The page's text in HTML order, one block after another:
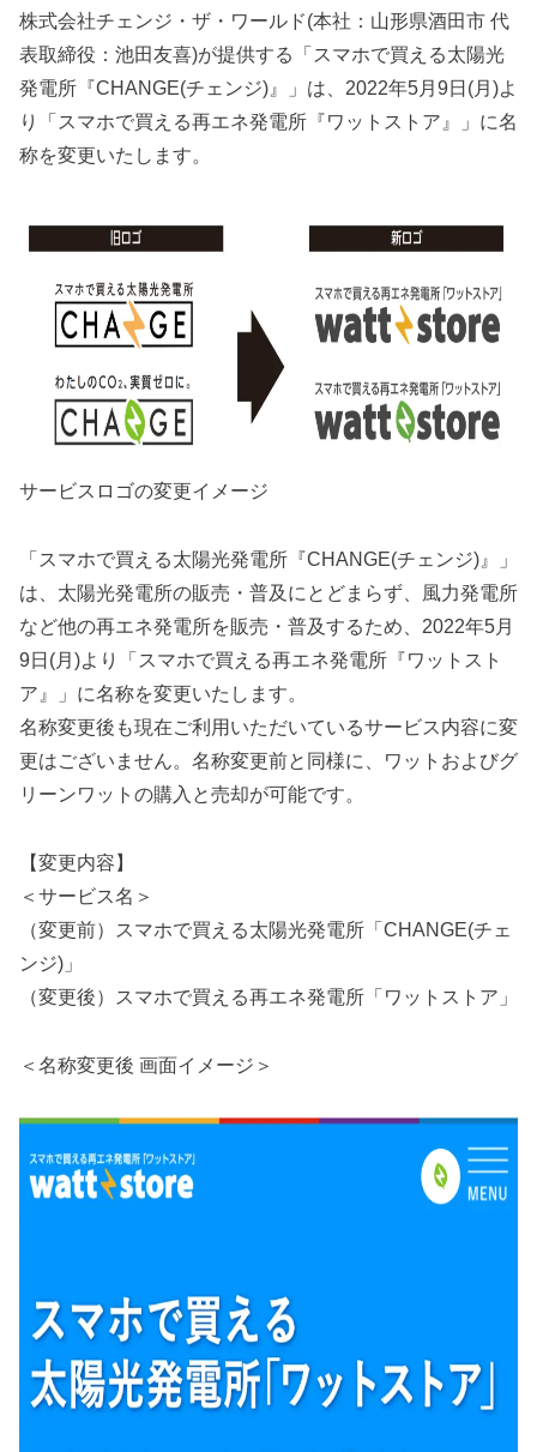
株式会社チェンジ・ザ・ワールド(本社：山形県酒田市 代
表取締役：池田友喜)が提供する「スマホで買える太陽光
発電所『CHANGE(チェンジ)』」は、2022年5月9日(月)よ
り「スマホで買える再エネ発電所『ワットストア』」に名
称を変更いたします。
サービスロゴの変更イメージ
「スマホで買える太陽光発電所『CHANGE(チェンジ)』」
は、太陽光発電所の販売・普及にとどまらず、風力発電所
など他の再エネ発電所を販売・普及するため、2022年5月
9日(月)より「スマホで買える再エネ発電所『ワットスト
ア』」に名称を変更いたします。
名称変更後も現在ご利用いただいているサービス内容に変
更はございません。名称変更前と同様に、ワットおよびグ
リーンワットの購入と売却が可能です。
【変更内容】
＜サービス名＞
（変更前）スマホで買える太陽光発電所「CHANGE(チェ
ンジ)」
（変更後）スマホで買える再エネ発電所「ワットストア」
＜名称変更後 画面イメージ＞